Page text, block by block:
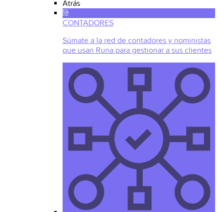
Atrás
CONTADORES
Súmate a la red de contadores y noministas
que usan Runa para gestionar a sus clientes